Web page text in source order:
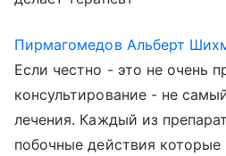
Пирмагомедов Альберт
Если честно - это не очень
консультирование - не
лечения. Каждый из
побочные действия которые